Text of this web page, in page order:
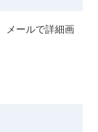
メールで詳細画